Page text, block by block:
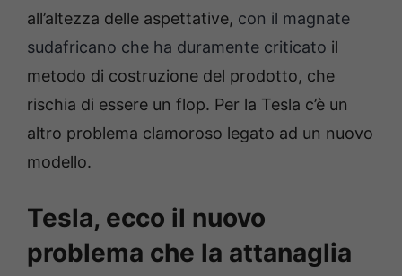
all’altezza delle aspettative, con il magnate
sudafricano che ha duramente criticato il
metodo di costruzione del prodotto, che
rischia di essere un flop. Per la Tesla c’è un
altro problema clamoroso legato ad un nuovo
modello.
Tesla, ecco il nuovo
problema che la attanaglia